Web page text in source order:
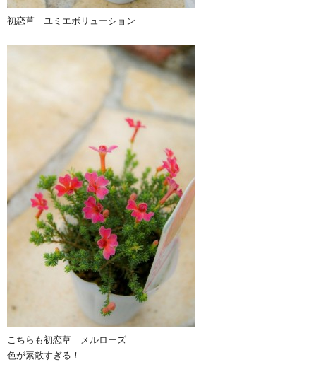
初恋草 ユミエボリューション
こちらも初恋草 メルローズ
色が素敵すぎる！